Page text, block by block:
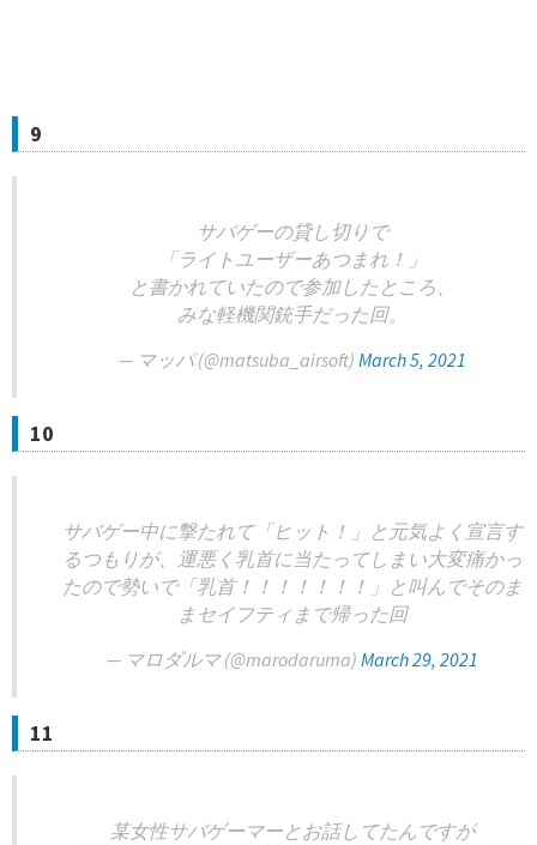
9
サバゲーの貸し切りで
「ライトユーザーあつまれ！」
と書かれていたので参加したところ、
みな軽機関銃手だった回。
— マッパ (@matsuba_airsoft) March 5, 2021
10
サバゲー中に撃たれて「ヒット！」と元気よく宣言す
るつもりが、運悪く乳首に当たってしまい大変痛かっ
たので勢いで「乳首！！！！！！！」と叫んでそのま
まセイフティまで帰った回
— マロダルマ (@marodaruma) March 29, 2021
11
某女性サバゲーマーとお話してたんですが